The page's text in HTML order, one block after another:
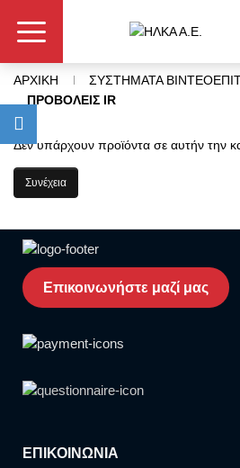
ΑΡΧΙΚΗ
ΣΥΣΤΗΜΑΤΑ
ΠΡΟΒΟΛΕΙΣ IR
Δεν υπάρχουν προϊόντα σε αυτήν την
Συνέχεια
Επικοινωνήστε μαζί μας
ΕΠΙΚΟΙΝΩΝΙΑ